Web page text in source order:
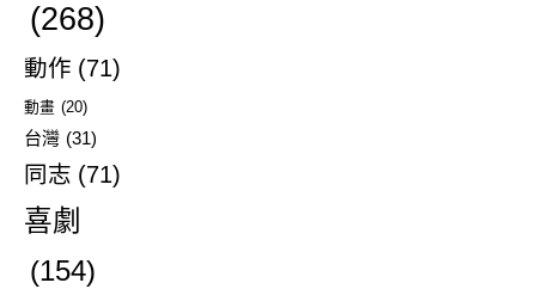
(268)
動作 (71)
動畫 (20)
台灣 (31)
同志 (71)
喜劇
(154)